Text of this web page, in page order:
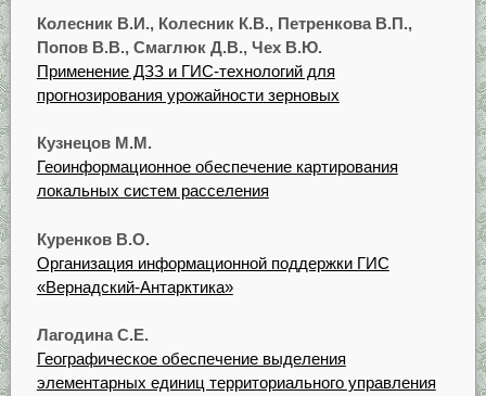
Колесник В.И., Колесник К.В., Петренкова В.П.,
Попов В.В., Смаглюк Д.В., Чех В.Ю.
Применение ДЗЗ и ГИС-технологий для
прогнозирования урожайности зерновых
Кузнецов М.М.
Геоинформационное обеспечение картирования
локальных систем расселения
Куренков В.О.
Организация информационной поддержки ГИС
«Вернадский-Антарктика»
Лагодина С.Е.
Географическое обеспечение выделения
элементарных единиц территориального управления